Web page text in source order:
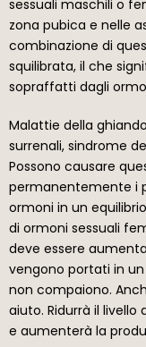
sessuali maschili o
zona pubica e nelle
combinazione di
squilibrata, il che
sopraffatti dagli
Malattie della
surrenali, sindrome
Possono causare
permanentemente i
ormoni in un
di ormoni sessuali
deve essere
vengono portati in
non compaiono.
aiuto. Ridurrà il
e aumenterà la